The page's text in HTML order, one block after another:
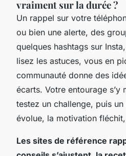
vraiment sur la durée ?
Un rappel sur votre
ou bien une alerte, des
quelques hashtags sur
lisez les astuces, vous en
communauté donne des
écarts. Votre entourage s’y
testez un challenge, puis
évolue, la motivation
Les sites de référence